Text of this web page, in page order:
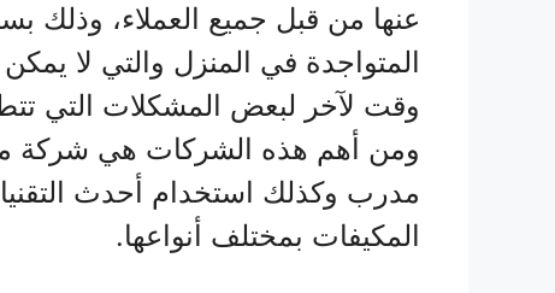
عنها من قبل جميع العملاء، وذلك
المتواجدة في المنزل والتي لا
وقت لآخر لبعض المشكلات التي
ومن أهم هذه الشركات هي شركة
مدرب وكذلك استخدام أحدث
المكيفات بمختلف أنواعها.